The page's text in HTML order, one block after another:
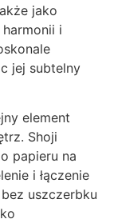
jako
i
jej subtelny
element
Shoji
papieru na
i łączenie
uszczerbku